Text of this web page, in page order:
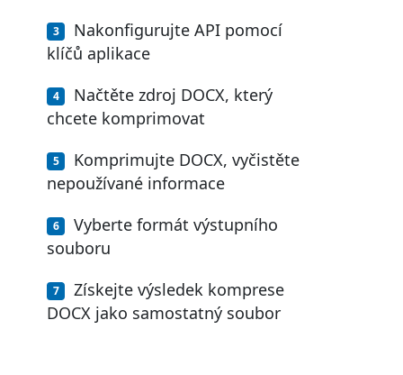
Nakonfigurujte API pomocí
klíčů aplikace
Načtěte zdroj DOCX, který
chcete komprimovat
Komprimujte DOCX, vyčistěte
nepoužívané informace
Vyberte formát výstupního
souboru
Získejte výsledek komprese
DOCX jako samostatný soubor